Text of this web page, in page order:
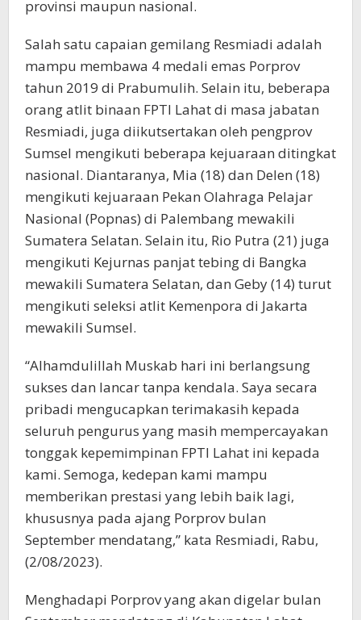
provinsi maupun nasional.
Salah satu capaian gemilang Resmiadi adalah
mampu membawa 4 medali emas Porprov
tahun 2019 di Prabumulih. Selain itu, beberapa
orang atlit binaan FPTI Lahat di masa jabatan
Resmiadi, juga diikutsertakan oleh pengprov
Sumsel mengikuti beberapa kejuaraan ditingkat
nasional. Diantaranya, Mia (18) dan Delen (18)
mengikuti kejuaraan Pekan Olahraga Pelajar
Nasional (Popnas) di Palembang mewakili
Sumatera Selatan. Selain itu, Rio Putra (21) juga
mengikuti Kejurnas panjat tebing di Bangka
mewakili Sumatera Selatan, dan Geby (14) turut
mengikuti seleksi atlit Kemenpora di Jakarta
mewakili Sumsel.
“Alhamdulillah Muskab hari ini berlangsung
sukses dan lancar tanpa kendala. Saya secara
pribadi mengucapkan terimakasih kepada
seluruh pengurus yang masih mempercayakan
tonggak kepemimpinan FPTI Lahat ini kepada
kami. Semoga, kedepan kami mampu
memberikan prestasi yang lebih baik lagi,
khususnya pada ajang Porprov bulan
September mendatang,” kata Resmiadi, Rabu,
(2/08/2023).
Menghadapi Porprov yang akan digelar bulan